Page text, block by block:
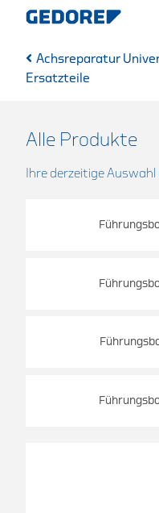
Achsreparatur
Ersatzteile
Alle Produkte
Ihre derzeitige